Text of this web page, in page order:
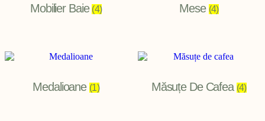
Mobilier Baie(4) Mese (4)
Medalioane (1) Măsuțe De Cafea (4)